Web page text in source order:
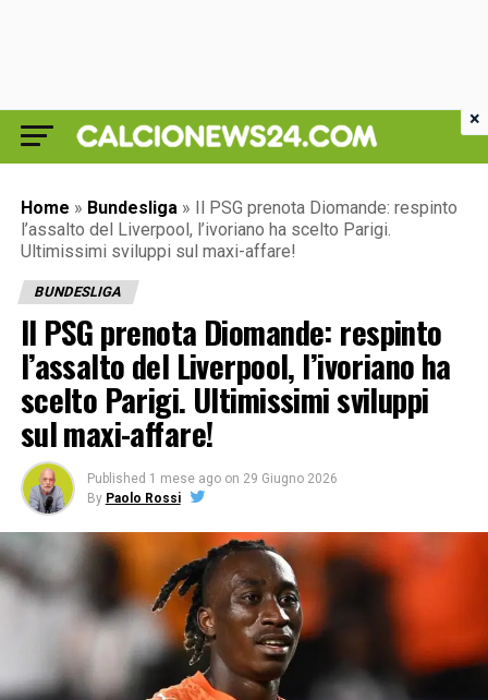
Home » Bundesliga » Il PSG prenota Diomande: respinto
l’assalto del Liverpool, l’ivoriano ha scelto Parigi.
Ultimissimi sviluppi sul maxi-affare!
BUNDESLIGA
Il PSG prenota Diomande: respinto
l’assalto del Liverpool, l’ivoriano ha
scelto Parigi. Ultimissimi sviluppi
sul maxi-affare!
Published 1 mese ago on 29 Giugno 2026
By Paolo Rossi
×